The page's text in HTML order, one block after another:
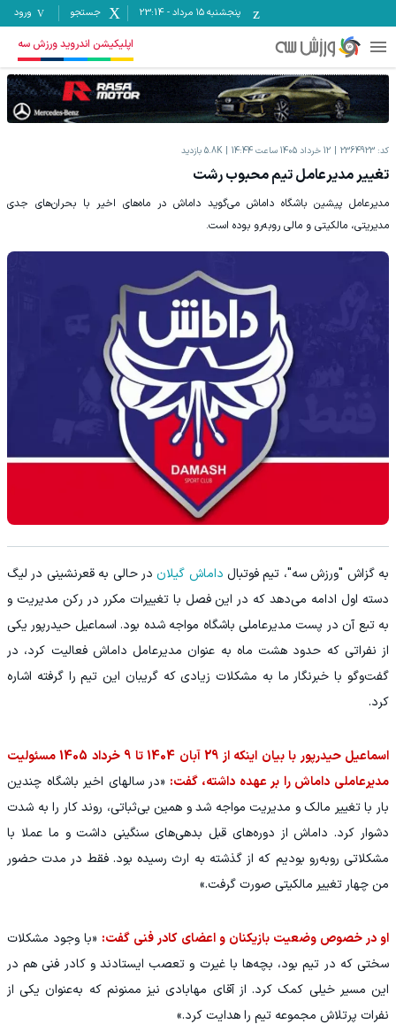
پنجشنبه ۱۵ مرداد -
23:14 جستجو ورود
اپلیکیشن اندروید ورزش سه
کد: 2364923 12 خرداد 1405 ساعت 14:44 5.8K بازدید
تغییر مدیرعامل تیم محبوب رشت
مدیرعامل پیشین باشگاه داماش می‌گوید داماش در ماه‌های اخیر با بحران‌های جدی
مدیریتی، مالکیتی و مالی روبه‌رو بوده است.
به گزاش "ورزش سه"، تیم فوتبال داماش گیلاندر حالی به قعرنشینی در لیگ
دسته اول ادامه می‌دهد که در این فصل با تغییرات مکرر در رکن مدیریت و
به تبع آن در پست مدیرعاملی باشگاه مواجه شده بود. اسماعیل حیدرپور یکی
از نفراتی که حدود هشت ماه به عنوان مدیرعامل داماش فعالیت کرد، در
گفت‌وگو با خبرنگار ما به مشکلات زیادی که گریبان این تیم را گرفته اشاره
کرد.
اسماعیل حیدرپور با بیان اینکه از 29 آبان 1404 تا 9 خرداد 1405 مسئولیت
مدیرعاملی داماش را بر عهده داشته، گفت: «در سالهای اخیر باشگاه چندین
بار با تغییر مالک و مدیریت مواجه شد و همین بی‌ثباتی، روند کار را به ‌شدت
دشوار کرد. داماش از دوره‌های قبل بدهی‌های سنگینی داشت و ما عملا با
مشکلاتی روبه‌رو بودیم که از گذشته به ارث رسیده بود. فقط در مدت حضور
من چهار تغییر مالکیتی صورت گرفت.»
او در خصوص وضعیت بازیکنان و اعضای کادر فنی گفت: «با وجود مشکلات
سختی که در تیم بود، بچه‌ها با غیرت و تعصب ایستادند و کادر فنی هم در
این مسیر خیلی کمک کرد. از آقای مهابادی نیز ممنونم که به‌عنوان یکی از
نفرات پرتلاش مجموعه تیم را هدایت کرد.»